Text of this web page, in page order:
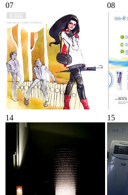
07 08
14 15